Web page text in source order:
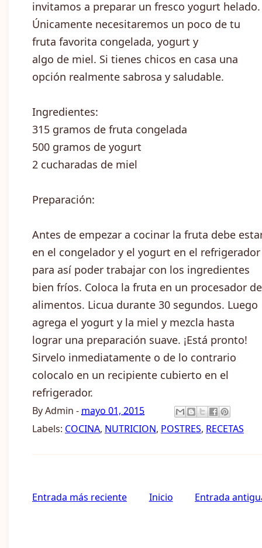
invitamos a preparar un fresco yogurt helado.
Únicamente necesitaremos un poco de tu
fruta favorita congelada, yogurt y
algo de miel. Si tienes chicos en casa una
opción realmente sabrosa y saludable.
Ingredientes:
315 gramos de fruta congelada
500 gramos de yogurt
2 cucharadas de miel
Preparación:
Antes de empezar a cocinar la fruta debe
en el congelador y el yogurt en el refrigerador
para así poder trabajar con los ingredientes
bien fríos. Coloca la fruta en un procesador de
alimentos. Licua durante 30 segundos. Luego
agrega el yogurt y la miel y mezcla hasta
lograr una preparación suave. ¡Está pronto!
Sirvelo inmediatamente o de lo contrario
colocalo en un recipiente cubierto en el
refrigerador.
ByAdmin - mayo 01, 2015
Labels: COCINA, NUTRICION, POSTRES, RECETAS
Entrada más reciente Entrada
Inicio